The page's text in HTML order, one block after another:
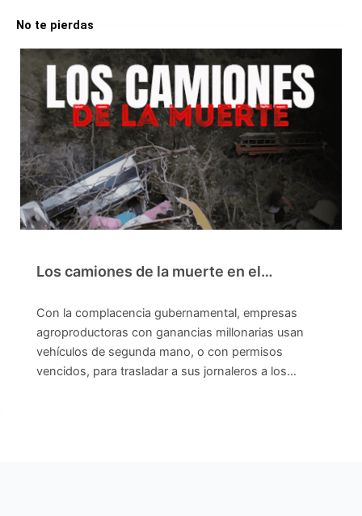
No te pierdas
Los camiones de la muerte en el…
Con la complacencia gubernamental, empresas
agroproductoras con ganancias millonarias usan
vehículos de segunda mano, o con permisos
vencidos, para trasladar a sus jornaleros a los…